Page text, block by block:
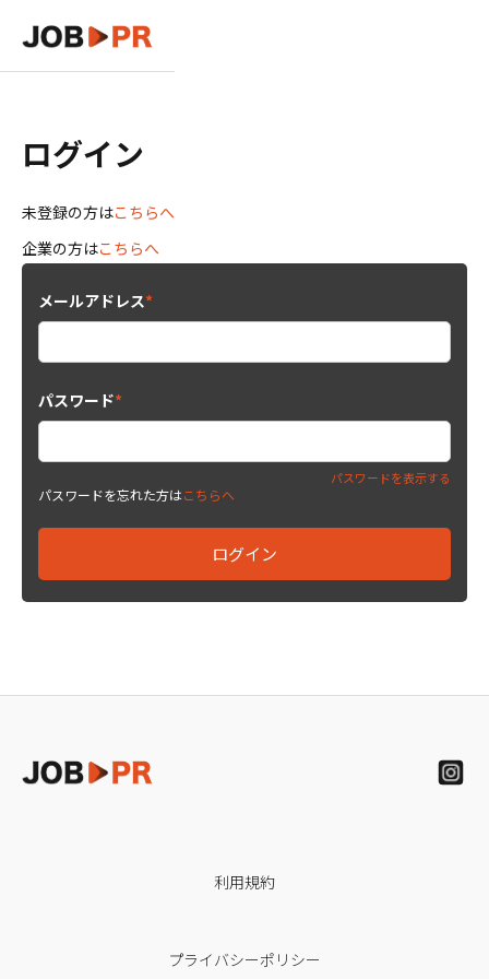
ログイン
未登録の方はこちらへ
企業の方はこちらへ
メールアドレス*
パスワード*
パスワードを表示する
パスワードを忘れた方はこちらへ
利用規約
プライバシーポリシー